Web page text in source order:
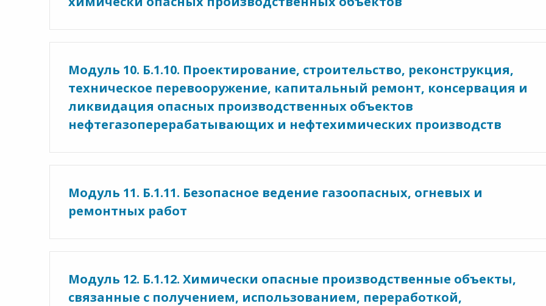
Модуль 10. Б.1.10. Проектирование, строительство, реконструкция,
техническое перевооружение, капитальный ремонт, консервация и
ликвидация опасных производственных объектов
нефтегазоперерабатывающих и нефтехимических производств
Модуль 11. Б.1.11. Безопасное ведение газоопасных, огневых и
ремонтных работ
Модуль 12. Б.1.12. Химически опасные производственные объекты,
связанные с получением, использованием, переработкой,